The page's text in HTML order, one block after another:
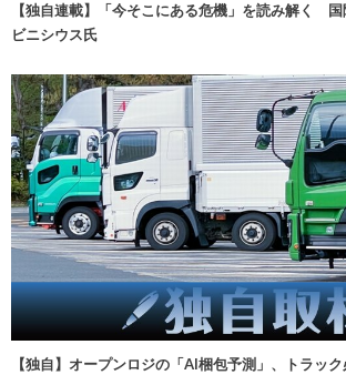
【独自連載】「今そこにある危機」を読み解く 国
ビニシウス氏
【独自】オープンロジの「AI梱包予測」、トラッ